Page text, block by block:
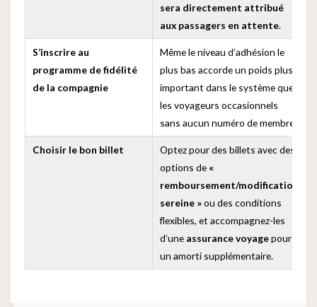
sera directement attribué
aux passagers en attente.
S’inscrire au
programme de fidélité
de la compagnie
Même le niveau d’adhésion le
plus bas accorde un poids plus
important dans le système que
les voyageurs occasionnels
sans aucun numéro de membre.
Choisir le bon billet
Optez pour des billets avec des
options de «
remboursement/modification
sereine »ou des conditions
flexibles, et accompagnez-les
d’une assurance voyagepour
un amorti supplémentaire.